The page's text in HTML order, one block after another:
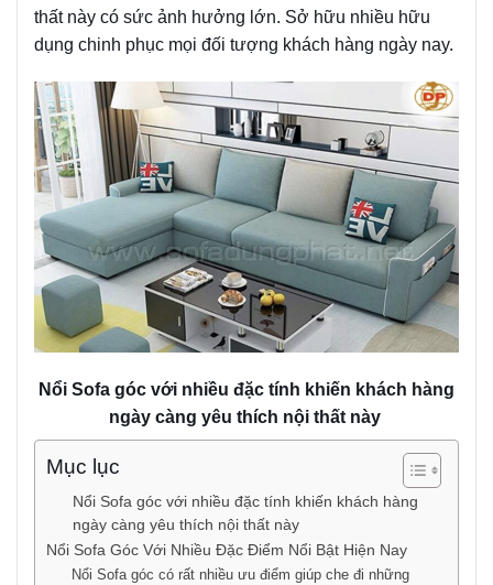
thất này có sức ảnh hưởng lớn. Sở hữu nhiều hữu
dụng chinh phục mọi đối tượng khách hàng ngày nay.
Nổi Sofa góc với nhiều đặc tính khiến khách hàng
ngày càng yêu thích nội thất này
Mục lục
Nổi Sofa góc với nhiều đặc tính khiến khách hàng
ngày càng yêu thích nội thất này
Nổi Sofa Góc Với Nhiều Đặc Điểm Nổi Bật Hiện Nay
Nổi Sofa góc có rất nhiều ưu điểm giúp che đi những